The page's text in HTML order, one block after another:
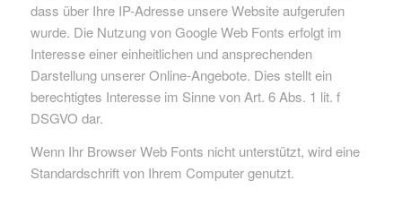
dass über Ihre IP-Adresse unsere Website aufgerufen
wurde. Die Nutzung von Google Web Fonts erfolgt im
Interesse einer einheitlichen und ansprechenden
Darstellung unserer Online-Angebote. Dies stellt ein
berechtigtes Interesse im Sinne von Art. 6 Abs. 1 lit. f
DSGVO dar.
Wenn Ihr Browser Web Fonts nicht unterstützt, wird eine
Standardschrift von Ihrem Computer genutzt.